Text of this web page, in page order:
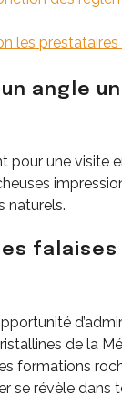
les
angle
pour une visite
naturels.
de la
formations
se révèle dans